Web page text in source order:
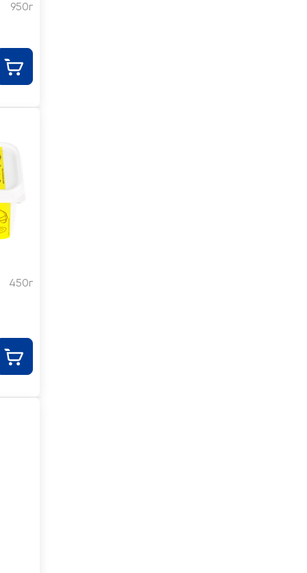
950г
450г